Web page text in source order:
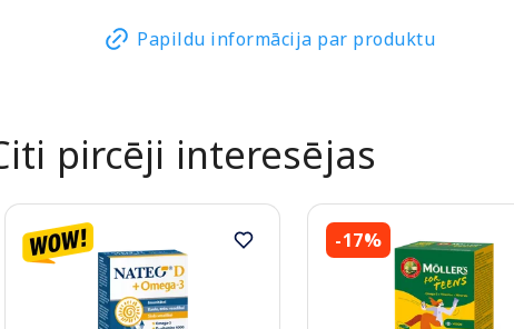
Papildu informācija par produktu
pircēji interesējas
-17%